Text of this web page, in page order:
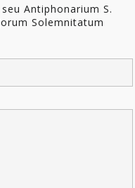
Antiphonarium S.
Solemnitatum